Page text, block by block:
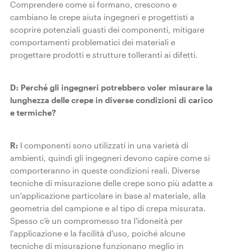
Comprendere come si formano, crescono e
cambiano le crepe aiuta ingegneri e progettisti a
scoprire potenziali guasti dei componenti, mitigare
comportamenti problematici dei materiali e
progettare prodotti e strutture tolleranti ai difetti.
D: Perché gli ingegneri potrebbero voler misurare la
lunghezza delle crepe in diverse condizioni di carico
e termiche?
R: I componenti sono utilizzati in una varietà di
ambienti, quindi gli ingegneri devono capire come si
comporteranno in queste condizioni reali. Diverse
tecniche di misurazione delle crepe sono più adatte a
un'applicazione particolare in base al materiale, alla
geometria del campione e al tipo di crepa misurata.
Spesso c'è un compromesso tra l'idoneità per
l'applicazione e la facilità d'uso, poiché alcune
tecniche di misurazione funzionano meglio in